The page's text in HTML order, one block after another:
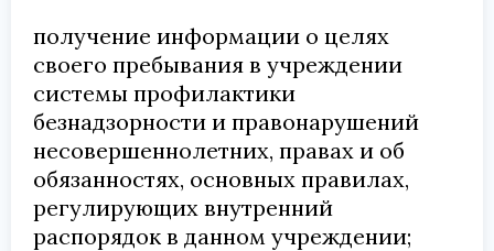
получение информации о целях
своего пребывания в учреждении
системы профилактики
безнадзорности и правонарушений
несовершеннолетних, правах и об
обязанностях, основных правилах,
регулирующих внутренний
распорядок в данном учреждении;